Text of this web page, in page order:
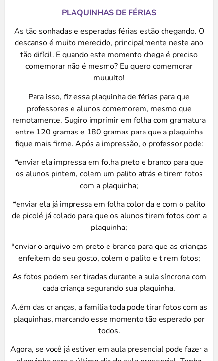
PLAQUINHAS DE FÉRIAS
As tão sonhadas e esperadas férias estão chegando. O
descanso é muito merecido, principalmente neste ano
tão difícil. E quando este momento chega é preciso
comemorar não é mesmo? Eu quero comemorar
muuuito!
Para isso, fiz essa plaquinha de férias para que
professores e alunos comemorem, mesmo que
remotamente. Sugiro imprimir em folha com gramatura
entre 120 gramas e 180 gramas para que a plaquinha
fique mais firme. Após a impressão, o professor pode:
*enviar ela impressa em folha preto e branco para que
os alunos pintem, colem um palito atrás e tirem fotos
com a plaquinha;
*enviar ela já impressa em folha colorida e com o palito
de picolé já colado para que os alunos tirem fotos com a
plaquinha;
*enviar o arquivo em preto e branco para que as crianças
enfeitem do seu gosto, colem o palito e tirem fotos;
As fotos podem ser tiradas durante a aula síncrona com
cada criança segurando sua plaquinha.
Além das crianças, a família toda pode tirar fotos com as
plaquinhas, marcando esse momento tão esperado por
todos.
Agora, se você já estiver em aula presencial pode fazer a